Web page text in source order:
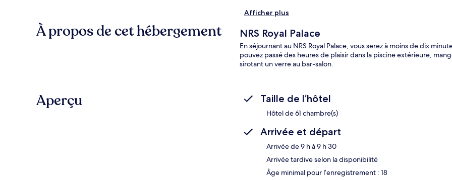
Afficher plus
À propos de cet hébergement NRS Royal Palace
En séjournant au NRS Royal Palace, vous serez à moins de dix
pouvez passé des heures de plaisir dans la piscine extérieure,
sirotant un verre au bar-salon.
Aperçu Taille de l’hôtel
Hôtel de 61 chambre(s)
Arrivée et départ
Arrivée de 9 h à 9 h 30
Arrivée tardive selon la disponibilité
Âge minimal pour l’enregistrement : 18